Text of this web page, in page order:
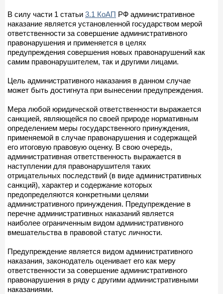
В силу части 1 статьи 3.1 КоАП РФ административное
наказание является установленной государством мерой
ответственности за совершение административного
правонарушения и применяется в целях
предупреждения совершения новых правонарушений как
самим правонарушителем, так и другими лицами.
Цель административного наказания в данном случае
может быть достигнута при вынесении предупреждения.
Мера любой юридической ответственности выражается
санкцией, являющейся по своей природе нормативным
определением меры государственного принуждения,
применяемой в случае правонарушения и содержащей
его итоговую правовую оценку. В свою очередь,
административная ответственность выражается в
наступлении для правонарушителя таких
отрицательных последствий (в виде административных
санкций), характер и содержание которых
предопределяются конкретными целями
административного принуждения. Предупреждение в
перечне административных наказаний является
наиболее ограниченным видом административного
вмешательства в правовой статус личности.
Предупреждение является видом административного
наказания, законодатель оценивает его как меру
ответственности за совершение административного
правонарушения в ряду с другими административными
наказаниями.